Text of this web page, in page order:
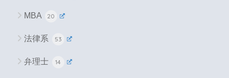
MBA 20
法律系 53
弁理士 14